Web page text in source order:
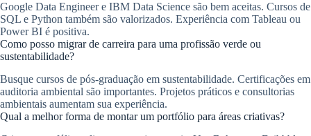
Google Data Engineer e IBM Data Science são bem aceitas. Cursos de
SQL e Python também são valorizados. Experiência com Tableau ou
Power BI é positiva.
Como posso migrar de carreira para uma profissão verde ou
sustentabilidade?
Busque cursos de pós-graduação em sustentabilidade. Certificações em
auditoria ambiental são importantes. Projetos práticos e consultorias
ambientais aumentam sua experiência.
Qual a melhor forma de montar um portfólio para áreas criativas?